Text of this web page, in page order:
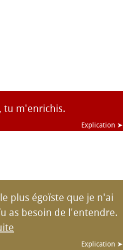
tu m'enrichis.
Explication ➤
plus égoïste que je n'ai
as besoin de l'entendre.
Explication ➤